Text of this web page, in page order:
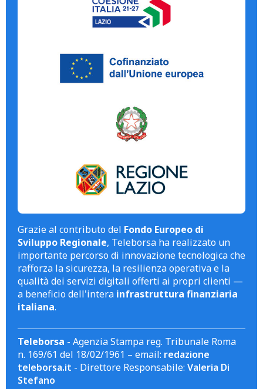
Grazie al contributo del Fondo Europeo di
Sviluppo Regionale, Teleborsa ha realizzato un
importante percorso di innovazione tecnologica che
rafforza la sicurezza, la resilienza operativa e la
qualità dei servizi digitali offerti ai propri clienti —
a beneficio dell'intera infrastruttura finanziaria
italiana.
Teleborsa - Agenzia Stampa reg. Tribunale Roma
n. 169/61 del 18/02/1961 – email: redazione
teleborsa.it - Direttore Responsabile: Valeria Di
Stefano